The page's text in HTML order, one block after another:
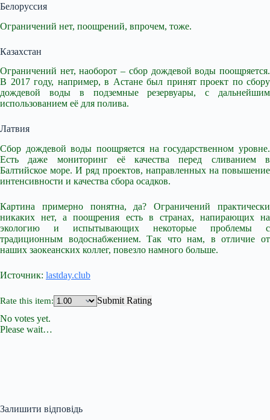
Белоруссия
Ограничений нет, поощрений, впрочем, тоже.
Казахстан
Ограничений нет, наоборот – сбор дождевой воды поощряется.
В 2017 году, например, в Астане был принят проект по сбору
дождевой воды в подземные резервуары, с дальнейшим
использованием её для полива.
Латвия
Сбор дождевой воды поощряется на государственном уровне.
Есть даже мониторинг её качества перед сливанием в
Балтийское море. И ряд проектов, направленных на повышение
интенсивности и качества сбора осадков.
Картина примерно понятна, да? Ограничений практически
никаких нет, а поощрения есть в странах, напирающих на
экологию и испытывающих некоторые проблемы с
традиционным водоснабжением. Так что нам, в отличие от
наших заокеанских коллег, повезло намного больше.
Источник: lastday.club
Rate this item:
Submit Rating
No votes yet.
Please wait…
Залишити відповідь